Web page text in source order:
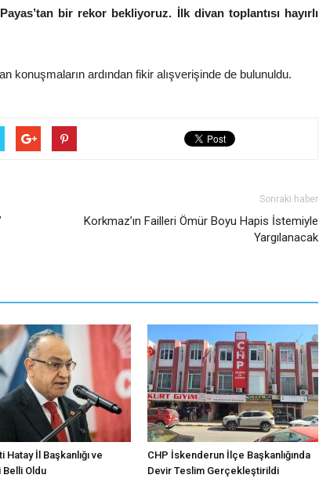
bir rekor bekliyoruz. İlk divan toplantısı hayırlı
konuşmaların ardından fikir alışverişinde de bulunuldu.
Sonraki haber
Korkmaz’ın Failleri Ömür Boyu Hapis İstemiyle
Yargılanacak
Hatay İl Başkanlığı ve
Oldu
CHP İskenderun İlçe Başkanlığında
Devir Teslim Gerçekleştirildi